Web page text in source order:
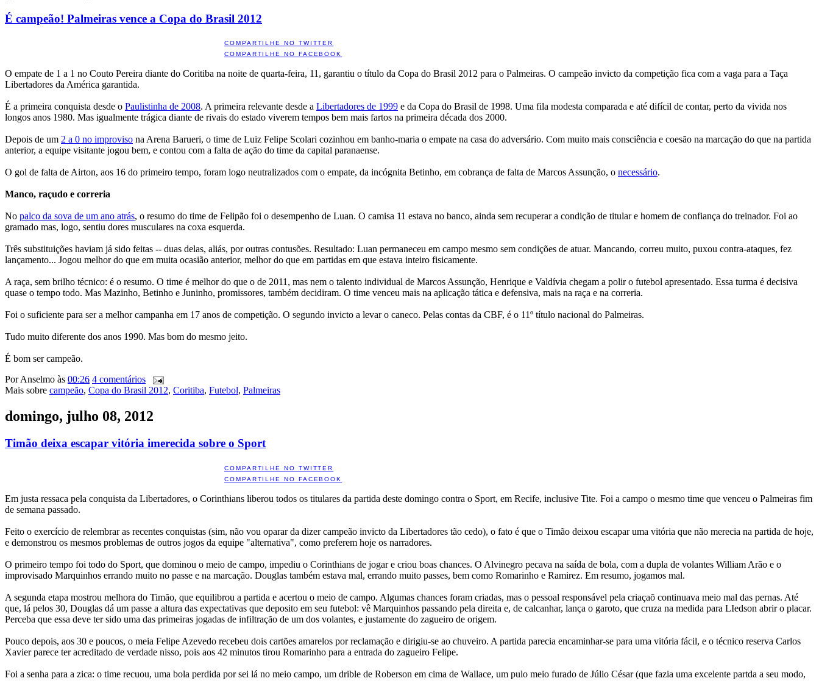
É campeão! Palmeiras vence a Copa do Brasil 2012
COMPARTILHE NO TWITTER
COMPARTILHE NO FACEBOOK
O empate de 1 a 1 no Couto Pereira diante do Coritiba na noite de quarta-feira, 11, garantiu o título da Copa do Brasil 2012 para o Palmeiras. O campeão invicto da competição fica com a vaga para a Taça
Libertadores da América garantida.
É a primeira conquista desde o Paulistinha de 2008. A primeira relevante desde a Libertadores de 1999 e da Copa do Brasil de 1998. Uma fila modesta comparada e até difícil de contar, perto da vivida nos
longos anos 1980. Mas igualmente trágica diante de rivais do estado viverem tempos bem mais fartos na primeira década dos 2000.
Depois de um 2 a 0 no improviso na Arena Barueri, o time de Luiz Felipe Scolari cozinhou em banho-maria o empate na casa do adversário. Com muito mais consciência e coesão na marcação do que na partida
anterior, a equipe visitante jogou bem, e contou com a falta de ação do time da capital paranaense.
O gol de falta de Airton, aos 16 do primeiro tempo, foram logo neutralizados com o empate, da incógnita Betinho, em cobrança de falta de Marcos Assunção, o necessário.
Manco, raçudo e correria
No palco da sova de um ano atrás, o resumo do time de Felipão foi o desempenho de Luan. O camisa 11 estava no banco, ainda sem recuperar a condição de titular e homem de confiança do treinador. Foi ao
gramado mas, logo, sentiu dores musculares na coxa esquerda.
Três substituições haviam já sido feitas -- duas delas, aliás, por outras contusões. Resultado: Luan permaneceu em campo mesmo sem condições de atuar. Mancando, correu muito, puxou contra-ataques, fez
lançamento... Jogou melhor do que em muita ocasião anterior, melhor do que em partidas em que estava inteiro fisicamente.
A raça, sem brilho técnico: é o resumo. O time é melhor do que o de 2011, mas nem o talento individual de Marcos Assunção, Henrique e Valdívia chegam a polir o futebol apresentado. Essa turma é decisiva
quase o tempo todo. Mas Mazinho, Betinho e Juninho, promissores, também decidiram. O time venceu mais na aplicação tática e defensiva, mais na raça e na correria.
Foi o suficiente para ser a melhor campanha em 17 anos de competição. O segundo invicto a levar o caneco. Pelas contas da CBF, é o 11º título nacional do Palmeiras.
Tudo muito diferente dos anos 1990. Mas bom do mesmo jeito.
É bom ser campeão.
PorAnselmo às 00:26 4 comentários
Mais sobre campeão, Copa do Brasil 2012, Coritiba, Futebol, Palmeiras
domingo, julho 08, 2012
Timão deixa escapar vitória imerecida sobre o Sport
COMPARTILHE NO TWITTER
COMPARTILHE NO FACEBOOK
Em justa ressaca pela conquista da Libertadores, o Corinthians liberou todos os titulares da partida deste domingo contra o Sport, em Recife, inclusive Tite. Foi a campo o mesmo time que venceu o Palmeiras fim
de semana passado.
Feito o exercício de relembrar as recentes conquistas (sim, não vou oparar da dizer campeão invicto da Libertadores tão cedo), o fato é que o Timão deixou escapar uma vitória que não merecia na partida de hoje,
e demonstrou os mesmos problemas de outros jogos da equipe "alternativa", como preferem hoje os narradores.
O primeiro tempo foi todo do Sport, que dominou o meio de campo, impediu o Corinthians de jogar e criou boas chances. O Alvinegro pecava na saída de bola, com a dupla de volantes William Arão e o
improvisado Marquinhos errando muito no passe e na marcação. Douglas também estava mal, errando muito passes, bem como Romarinho e Ramirez. Em resumo, jogamos mal.
A segunda etapa mostrou melhora do Timão, que equilibrou a partida e acertou o meio de campo. Algumas chances foram criadas, mas o pessoal responsável pela criaçaõ continuava meio mal das pernas. Até
que, lá pelos 30, Douglas dá um passe a altura das expectativas que deposito em seu futebol: vê Marquinhos passando pela direita e, de calcanhar, lança o garoto, que cruza na medida para LIedson abrir o placar.
Perceba que essa deve ter sido uma das primeiras jogadas de infiltração de um dos volantes, e justamente do zagueiro de origem.
Pouco depois, aos 30 e poucos, o meia Felipe Azevedo recebeu dois cartões amarelos por reclamação e dirigiu-se ao chuveiro. A partida parecia encaminhar-se para uma vitória fácil, e o técnico reserva Carlos
Xavier parece ter acreditado de verdade nisso, pois aos 42 minutos tirou Romarinho para a entrada do zagueiro Felipe.
Foi a senha para a zica: o time recuou, uma bola perdida por sei lá no meio campo, um drible de Roberson em cima de Wallace, um pulo meio furado de Júlio César (que fazia uma excelente partda a seu modo,